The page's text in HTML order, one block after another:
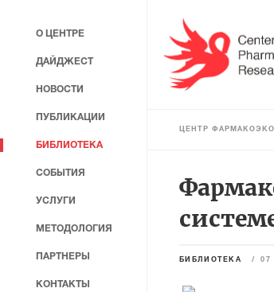
ЦЕНТР
БИБЛИОТЕКА / 07
О ЦЕНТРЕ
ДАЙДЖЕСТ
НОВОСТИ
ПУБЛИКАЦИИ
БИБЛИОТЕКА
СОБЫТИЯ
УСЛУГИ
МЕТОДОЛОГИЯ
ПАРТНЕРЫ
КОНТАКТЫ